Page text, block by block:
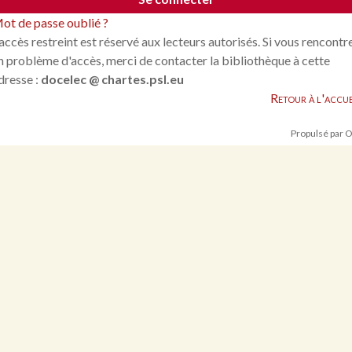
de passe oublié ?
restreint est réservé aux lecteurs autorisés. Si vous
problème d'accès, merci de contacter la bibliothèque à cette
: docelec @ chartes.psl.eu
Retour à
Propulsé par